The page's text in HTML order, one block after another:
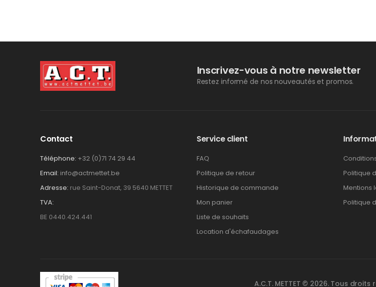
Inscrivez-vous à notre newsletter
Restez informé de nos nouveautés et promos.
Contact
Téléphone: +32 (0)71 74 29 44
Email: info@actmettet.be
Adresse: rue Saint-Donat, 39 5640 METTET
TVA:
BE 0440.424.441
Service client
FAQ
Politique de retour
Historique de commande
Mon panier
Liste de souhaits
Location d'échafaudages
Politique
Mentions
Politique
A.C.T. METTET © 2026. Tous droits